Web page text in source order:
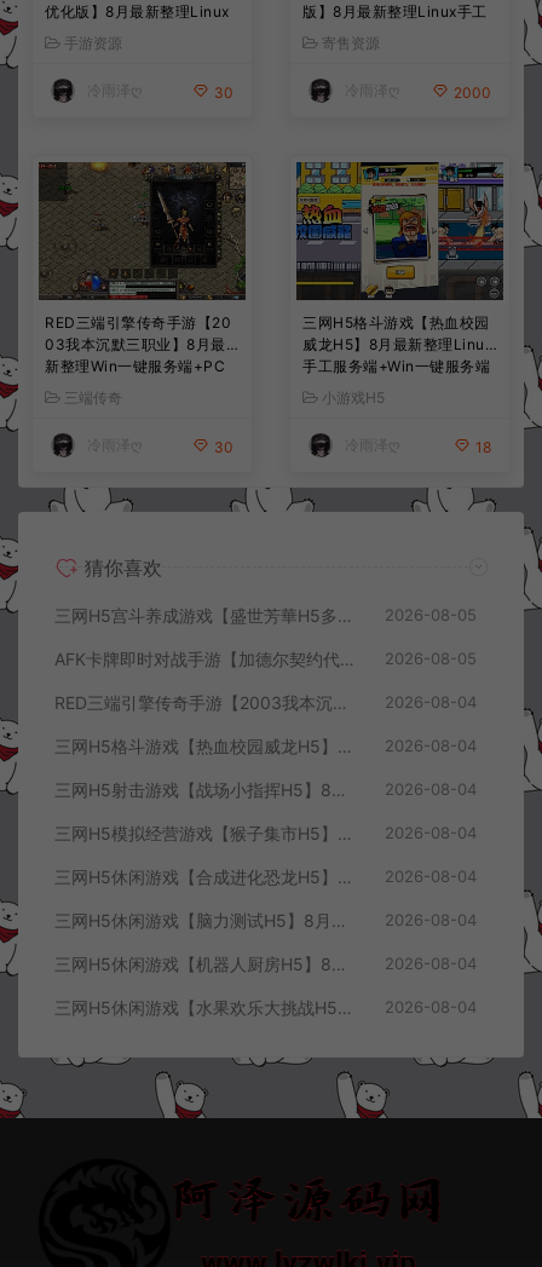
优化版】8月最新整理Linux
手工服务端+CDK授权后台
+全资源安卓+详细搭建教程
+视频教程
手游资源
冷雨泽ღ 30
版】8月最新整理Linux手工
服务端+前后端全套源码+CD
K授权后台+安卓苹果双端
+详细搭建教程+视频教程
寄售资源
冷雨泽ღ 2000
RED三端引擎传奇手游【20
03我本沉默三职业】8月最
新整理Win一键服务端+PC
安卓+详细搭建教程
三端传奇
冷雨泽ღ 30
三网H5格斗游戏【热血校园
威龙H5】8月最新整理Linux
手工服务端+Win一键服务端
+解压即玩+简易安卓客户端
+详细搭建教程
小游戏H5
冷雨泽ღ 18
猜你喜欢
三网H5宫斗养成游戏【盛世芳華H5多区跨服代金券内购优化版】8月最新整理Linux手工服务端+CDK授权后台+全资源安卓+详细搭建教程+视频教程 2026-08-05
AFK卡牌即时对战手游【加德尔契约代金券内购修复版】8月最新整理Linux手工服务端+前后端全套源码+CDK授权后台+安卓苹果双端+详细搭建教程+视频教程 2026-08-05
RED三端引擎传奇手游【2003我本沉默三职业】8月最新整理Win一键服务端+PC安卓+详细搭建教程 2026-08-04
三网H5格斗游戏【热血校园威龙H5】8月最新整理Linux手工服务端+Win一键服务端+解压即玩+简易安卓客户端+详细搭建教程 2026-08-04
三网H5射击游戏【战场小指挥H5】8月最新整理Linux手工服务端+Win一键服务端+解压即玩+简易安卓客户端+详细搭建教程 2026-08-04
三网H5模拟经营游戏【猴子集市H5】8月最新整理Linux手工服务端+Win一键服务端+解压即玩+简易安卓客户端+详细搭建教程 2026-08-04
三网H5休闲游戏【合成进化恐龙H5】8月最新整理Linux手工服务端+Win一键服务端+解压即玩+简易安卓客户端+详细搭建教程 2026-08-04
三网H5休闲游戏【脑力测试H5】8月最新整理Linux手工服务端+Win一键服务端+解压即玩+简易安卓客户端+详细搭建教程 2026-08-04
三网H5休闲游戏【机器人厨房H5】8月最新整理Linux手工服务端+Win一键服务端+解压即玩+简易安卓客户端+详细搭建教程 2026-08-04
三网H5休闲游戏【水果欢乐大挑战H5】8月最新整理Linux手工服务端+Win一键服务端+解压即玩+简易安卓客户端+详细搭建教程 2026-08-04